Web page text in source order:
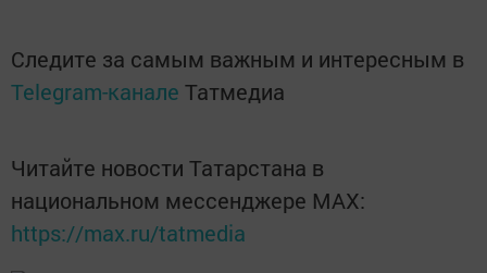
Следите за самым важным и интересным в
Telegram-канале Татмедиа
Читайте новости Татарстана в
национальном мессенджере MАХ:
https://max.ru/tatmedia